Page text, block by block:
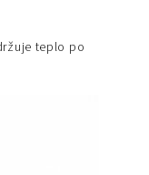
teplo po